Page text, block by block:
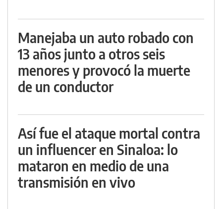
Manejaba un auto robado con
13 años junto a otros seis
menores y provocó la muerte
de un conductor
Así fue el ataque mortal contra
un influencer en Sinaloa: lo
mataron en medio de una
transmisión en vivo